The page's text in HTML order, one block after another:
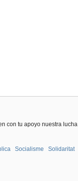
con tu apoyo nuestra lucha
Socialisme Solidaritat